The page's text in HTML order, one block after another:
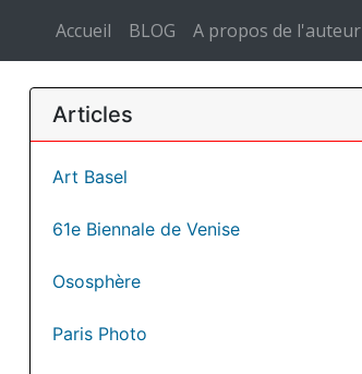
Accueil BLOG A propos de l'auteur
Articles
Art Basel
61e Biennale de Venise
Ososphère
Paris Photo